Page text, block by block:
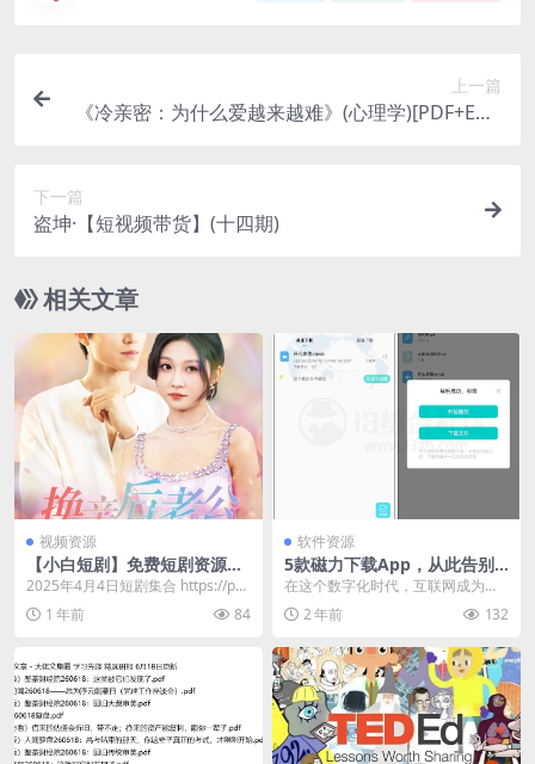
上一篇
《冷亲密：为什么爱越来越难》(心理学)[PDF+EPU
下一篇
盗坤·【短视频带货】(十四期)
相关文章
视频资源
【小白短剧】免费短剧资源分
享2025年4月4日
2025年4月4日短剧集合 https://pa
n.quark.cn/s/3ef...
1 年前 84
软件资源
5款磁力下载App，从此告别
龟速，老司机的最爱！
在这个数字化时代，互联网成为了
人们获取信息、娱乐乃至工作学习
的重要渠道。随着网络...
2 年前 132